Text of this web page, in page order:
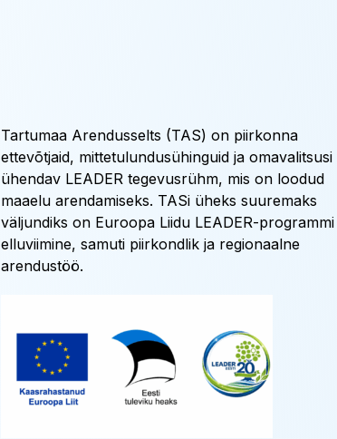
Tartumaa Arendusselts (TAS) on piirkonna
ettevõtjaid, mittetulundusühinguid ja omavalitsusi
ühendav LEADER tegevusrühm, mis on loodud
maaelu arendamiseks. TASi üheks suuremaks
väljundiks on Euroopa Liidu LEADER-programmi
elluviimine, samuti piirkondlik ja regionaalne
arendustöö.